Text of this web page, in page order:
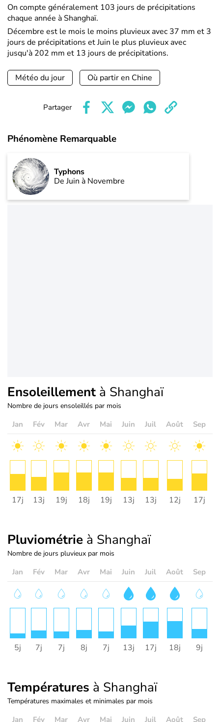
On compte généralement 103 jours de précipitations
chaque année à Shanghaï.
Décembre est le mois le moins pluvieux avec 37 mm et 3
jours de précipitations et Juin le plus pluvieux avec
jusqu'à 202 mm et 13 jours de précipitations.
Météo du jour Où partir en Chine
Partager
Phénomène Remarquable
Typhons
De Juin à Novembre
Ensoleillement à Shanghaï
Nombre de jours ensoleillés par mois
Jan Fév Mar Avr Mai Juin Juil Août Sep
17j 13j 19j 18j 19j 13j 13j 12j 17j
Pluviométrie à Shanghaï
Nombre de jours pluvieux par mois
Jan Fév Mar Avr Mai Juin Juil Août Sep
5j 7j 7j 8j 7j 13j 17j 18j 9j
Températures à Shanghaï
Températures maximales et minimales par mois
Jan Fév Mar Avr Mai Juin Juil Août Sep